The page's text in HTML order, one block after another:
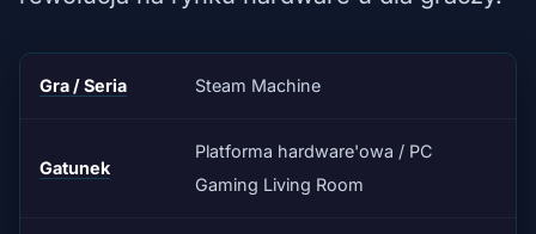
Gra / Seria Steam Machine
Gatunek
Platforma hardware'owa / PC
Gaming Living Room